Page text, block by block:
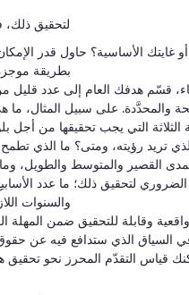
لتحقيق
غايتك الأساسية؟ حاول قدر
بطريقة
قسّم هدفك العام إلى عدد قليل
والمحدَّدة. على سبيل المثال، ما
الثلاثة التي يجب تحقيقها من أجل
تريد رؤيته، ومتى؟ ما الذي
القصير والمتوسط والطويل، وما
لتحقيق ذلك؛ ما عدد
والسنوات
وقابلة للتحقيق ضمن المهلة
السياق الذي ستدافع فيه عن
قياس التقدّم المحرز نحو تحقيق